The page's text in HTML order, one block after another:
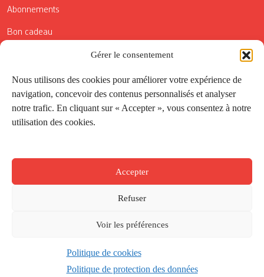
Gérer le consentement
Nous utilisons des cookies pour améliorer votre expérience de
navigation, concevoir des contenus personnalisés et analyser
notre trafic. En cliquant sur « Accepter », vous consentez à notre
utilisation des cookies.
Accepter
Refuser
Voir les préférences
Politique de cookies
Politique de protection des données
Abonnements
Bon cadeau
Conditions générales de vente
Réductions de la Carte Côté Courrier
Application